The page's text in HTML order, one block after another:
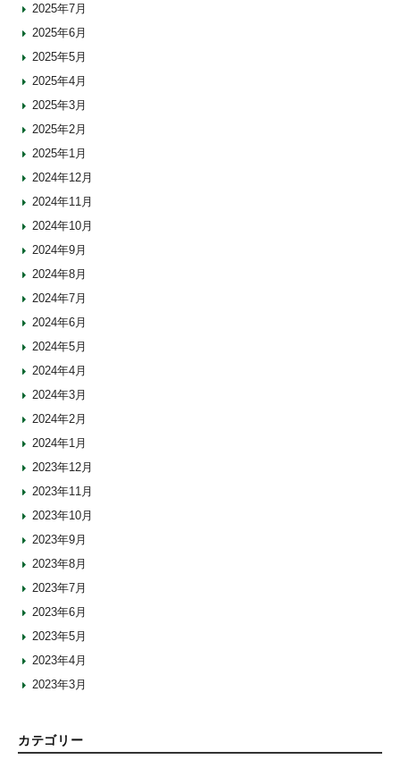
2025年7月
2025年6月
2025年5月
2025年4月
2025年3月
2025年2月
2025年1月
2024年12月
2024年11月
2024年10月
2024年9月
2024年8月
2024年7月
2024年6月
2024年5月
2024年4月
2024年3月
2024年2月
2024年1月
2023年12月
2023年11月
2023年10月
2023年9月
2023年8月
2023年7月
2023年6月
2023年5月
2023年4月
2023年3月
カテゴリー